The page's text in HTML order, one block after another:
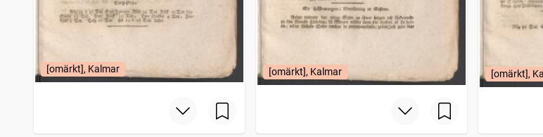
[omärkt], Kalmar [omärkt], Kalmar [omärkt],